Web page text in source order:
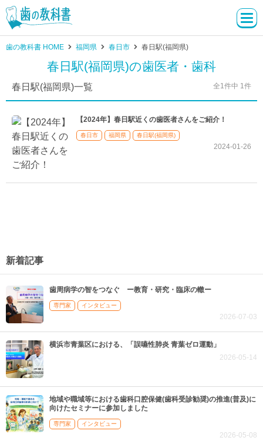
歯の教科書 HOME 福岡県 春日市 春日駅(福岡県)
春日駅(福岡県)の歯医者・歯科
春日駅(福岡県)一覧 全1件中 1件
【2024年】春日駅近くの歯医者さんをご紹介！
春日市 福岡県 春日駅(福岡県)
2024-01-26
新着記事
歯周病学の智をつなぐ ー教育・研究・臨床の轍ー
専門家 インタビュー
2026-07-03
横浜市青葉区における、「誤嚥性肺炎 青葉ゼロ運動」
2026-05-14
地域や職域等における歯科口腔保健(歯科受診勧奨)の推進(普及)に
向けたセミナーに参加しました
専門家 インタビュー
2026-05-08